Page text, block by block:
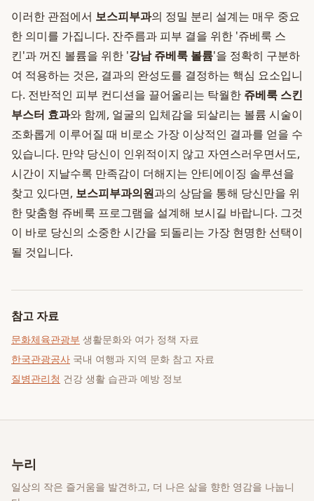
이러한 관점에서 보스피부과의 정밀 분리 설계는 매우 중요
한 의미를 가집니다. 잔주름과 피부 결을 위한 '쥬베룩 스
킨'과 꺼진 볼륨을 위한 '강남 쥬베룩 볼륨'을 정확히 구분하
여 적용하는 것은, 결과의 완성도를 결정하는 핵심 요소입니
다. 전반적인 피부 컨디션을 끌어올리는 탁월한 쥬베룩 스킨
부스터 효과와 함께, 얼굴의 입체감을 되살리는 볼륨 시술이
조화롭게 이루어질 때 비로소 가장 이상적인 결과를 얻을 수
있습니다. 만약 당신이 인위적이지 않고 자연스러우면서도,
시간이 지날수록 만족감이 더해지는 안티에이징 솔루션을
찾고 있다면, 보스피부과의원과의 상담을 통해 당신만을 위
한 맞춤형 쥬베룩 프로그램을 설계해 보시길 바랍니다. 그것
이 바로 당신의 소중한 시간을 되돌리는 가장 현명한 선택이
될 것입니다.
참고 자료
문화체육관광부 생활문화와 여가 정책 자료
한국관광공사 국내 여행과 지역 문화 참고 자료
질병관리청 건강 생활 습관과 예방 정보
누리
일상의 작은 즐거움을 발견하고, 더 나은 삶을 향한 영감을 나눕니